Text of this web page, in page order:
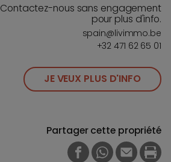
Contactez-nous sans engagement
pour plus d'info.
spain@livimmo.be
+32 471 62 65 01
JE VEUX PLUS D'INFO
Partager cette propriété
FACEBOOK
WHATSAPP
E-MAIL